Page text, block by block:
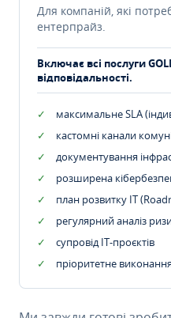
Для компаній, які
ентерпрайз.
Включає всі послуги
відповідальності.
максимальне SLA
кастомні канали
документування
розширена
план розвитку IT
регулярний аналіз
супровід ІТ-проєктів
пріоритетне